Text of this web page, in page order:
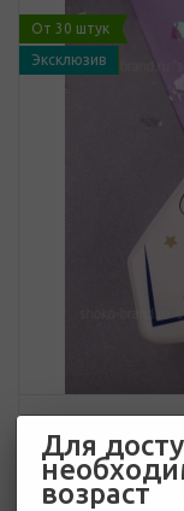
От 30 штук
Эксклюзив
4 369 руб.
Много
Для
возраст